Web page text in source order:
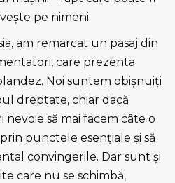
pe nimeni.
am remarcat un pasaj din
care prezenta
Noi suntem obişnuiţi
dreptate, chiar dacă
să mai facem câte o
punctele esenţiale şi să
convingerile. Dar sunt şi
care nu se schimbă,